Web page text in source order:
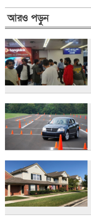
আরও পড়ুন